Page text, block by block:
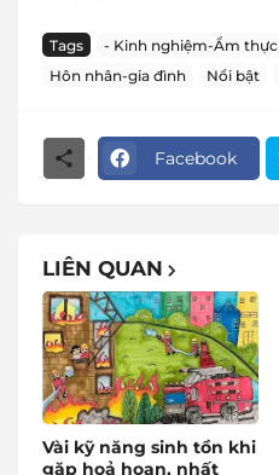
Tags - Kinh nghiệm-Ẩm thực
Hôn nhân-gia đình
Nổi bật
Facebook
LIÊN QUAN
Vài kỹ năng sinh tồn khi
gặp hoả hoạn, nhất